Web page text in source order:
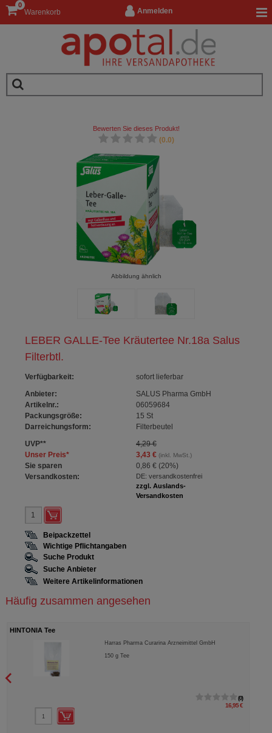
Anmelden
Warenkorb
0
LEBER GALLE-Tee Kräutertee Nr.18a Salus
Filterbtl.
Verfügbarkeit:
sofort lieferbar
Anbieter:
SALUS Pharma GmbH
Artikelnr.:
06059684
Packungsgröße:
15 St
Darreichungsform:
Filterbeutel
UVP**
4,29 €
Unser Preis* 3,43 €(inkl. MwSt.)
Sie sparen 0,86 € (20%)
Versandkosten:
DE: versandkostenfrei
zzgl. Auslands-
Versandkosten
Bewerten Sie dieses Produkt!
(0.0)
Abbildung ähnlich
Beipackzettel
Wichtige Pflichtangaben
Suche Produkt
Suche Anbieter
Weitere Artikelinformationen
Häufig zusammen angesehen
HINTONIA Tee
Harras Pharma Curarina Arzneimittel GmbH
150g Tee
0
16,95 €